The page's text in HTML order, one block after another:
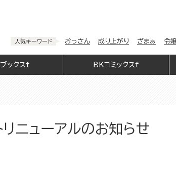
人気キーワード おっさん 成り上がり ざまぁ 令
ックスf BKコミックスf
ニューアルのお知らせ